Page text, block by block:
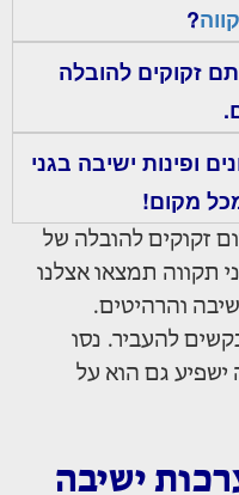
?
זקוקים להובלה
ופינות ישיבה בגני
מקום!
זקוקים להובלה של
תקווה תמצאו אצלנו
והרהיטים.
להעביר. נסו
גם הוא על
ישיבה